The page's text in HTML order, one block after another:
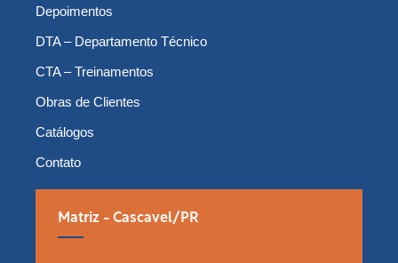
Depoimentos
DTA – Departamento Técnico
CTA – Treinamentos
Obras de Clientes
Catálogos
Contato
Matriz - Cascavel/PR